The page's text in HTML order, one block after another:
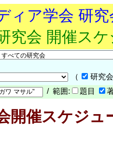
ィア学会 研
究会 開催ス
（
研究
/ 範囲: 題目
開催スケジュ